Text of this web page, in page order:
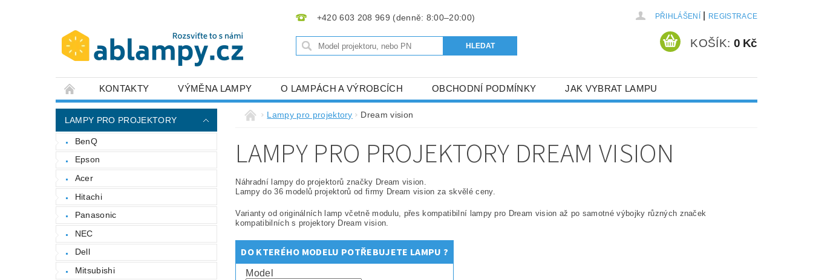
+420 603 208 969 PŘIHLÁŠENÍ REGISTRACE
KOŠÍK: 0 Kč
KONTAKTY VÝMĚNA LAMPY O LAMPÁCH A VÝROBCÍCH OBCHODNÍ PODMÍNKY JAK VYBRAT LAMPU
LAMPY PRO PROJEKTORY
BenQ
Epson
Acer
Hitachi
Panasonic
NEC
Dell
Mitsubishi
Lampy pro projektory Dream vision
LAMPY PRO PROJEKTORY DREAM VISION
Náhradní lampy do projektorů značky Dream vision.
Lampy do 36 modelů projektorů od firmy Dream vision za skvělé ceny.
Varianty od originálních lamp včetně modulu, přes kompatibilní lampy pro Dream vision až po samotné výbojky různých značek
kompatibilních s projektory Dream vision.
DO KTERÉHO MODELU POTŘEBUJETE LAMPU ?
Model